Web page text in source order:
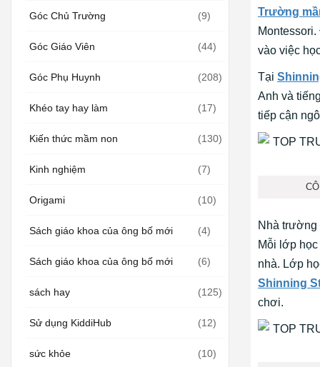
Góc Chủ Trường (9)
Góc Giáo Viên (44)
Góc Phụ Huynh (208)
Khéo tay hay làm (17)
Kiến thức mầm non (130)
Kinh nghiệm (7)
Origami (10)
Sách giáo khoa của ông bố mới (4)
Sách giáo khoa của ông bố mới (6)
sách hay (125)
Sử dụng KiddiHub (12)
sức khỏe (10)
Trường
vào việc
Tại
Anh và
tiếp cận
Nhà trường
Mỗi lớp
nhà. Lớp
Shinning
chơi.